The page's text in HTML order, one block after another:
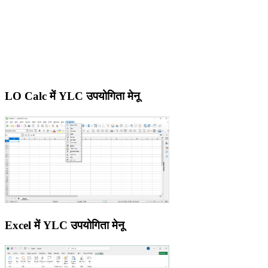
LO Calc में YLC उपयोगिता मेनू
Excel में YLC उपयोगिता मेनू